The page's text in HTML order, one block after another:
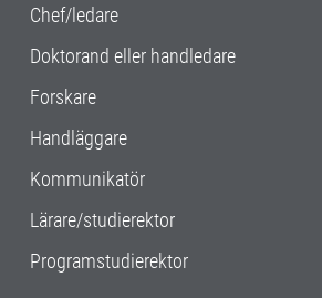
Chef/ledare
Doktorand eller handledare
Forskare
Handläggare
Kommunikatör
Lärare/studierektor
Programstudierektor